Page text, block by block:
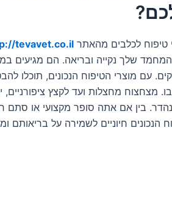
טיפוח לכלבים מהאתר tevavet.co.il
שלך נקייה ובריאה. הם מגיעים
עם מוצרי הטיפוח הנכונים, תוכלו
מצחצוח מחצלות ועד לקצץ
בין אם אתה סופר מקצועי או סתם
הנכונים חיוניים לשמירה על בריאותם